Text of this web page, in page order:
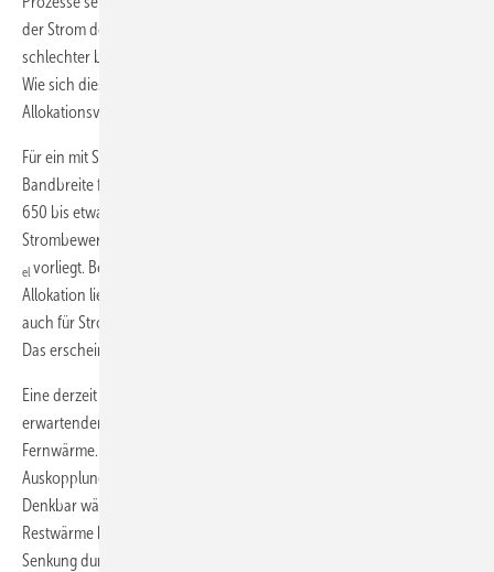
der Strom des Kraftwerks in Hannover zugunsten der Fernwärme
schlechter bewertet, wirkt die ausgekoppelte Wärme CO
Wie sich dieses Spektrum je nach Bilanzierung und gewähltem
Allokationsverfahren [7] ändern kann, zeigt
Für ein mit Steinkohle befeuertes Heizkraftwerk ergibt sich eine
Bandbreite für die thermische Energie mit einem CO
650 bis etwa 130 g
Strombewertung nur ein Spielraum zwischen 650 und 780 g
elvorliegt. Bei einer aus Sicht der Autoren sinnvollen energetischen
Allokation liegt der Emissionskennwert sowohl für Fernwärme als
auch für Strom über dem aktuellen Wert für den deutschen Strommix.
Das erscheint bedenklich.
Eine derzeit in der Fachwelt ungeklärte Frage ist die nach dem zu
erwartenden Brennstoffeinsatz des Kohlekraftwerks bei Ausbau der
Fernwärme. Sofern das Kraftwerk bereits ausgelastet ist, würde die
Auskopplung weiterer Wärme einen Brennstoffmehrbedarf be­deuten.
Denkbar wäre auch die Abfuhr bisher noch nicht genutzter
Restwärme bei gleichbleibendem Kohleeinsatz oder aber eine
Senkung durch verbesserte Wirkungsgrade einer günstigeren